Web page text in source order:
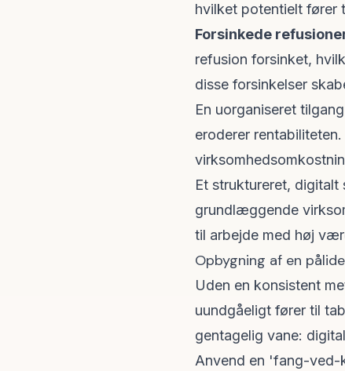
hvilket potentielt fører
Forsinkede
refusion forsinket,
disse forsinkelser
En uorganiseret
eroderer
Et struktureret,
grundlæggende
til arbejde med høj
Opbygning af en
Uden en konsistent
uundgåeligt fører til
gentagelig vane:
Anvend en 'fang-